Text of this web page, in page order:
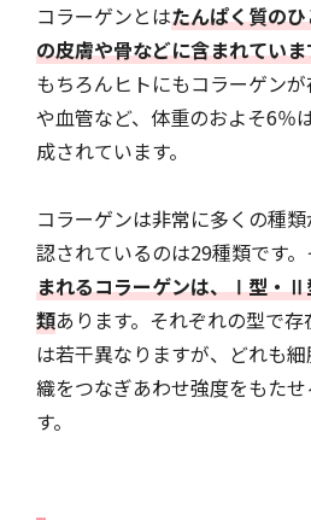
コラーゲンとはたんぱく質の
の皮膚や骨などに含まれていま
もちろんヒトにもコラーゲン
や血管など、体重のおよそ6％
成されています。
コラーゲンは非常に多くの種
認されているのは29種類です
まれるコラーゲンは、Ⅰ型・
類あります。それぞれの型で
は若干異なりますが、どれも
織をつなぎあわせ強度をもた
す。